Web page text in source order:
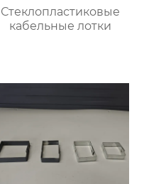
Стеклопластиковые
кабельные лотки